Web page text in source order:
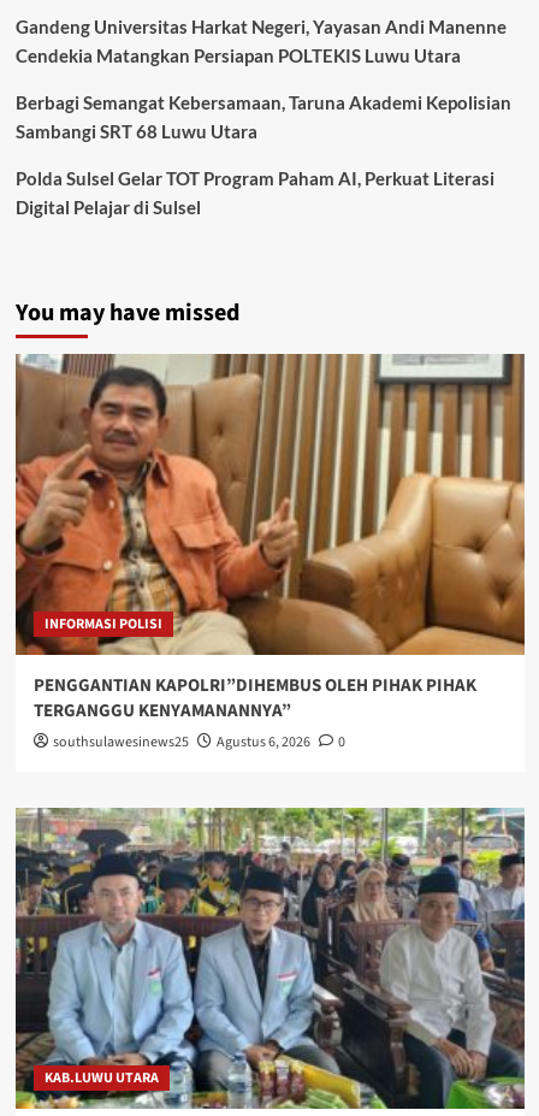
Gandeng Universitas Harkat Negeri, Yayasan Andi Manenne
Cendekia Matangkan Persiapan POLTEKIS Luwu Utara
Berbagi Semangat Kebersamaan, Taruna Akademi Kepolisian
Sambangi SRT 68 Luwu Utara
Polda Sulsel Gelar TOT Program Paham AI, Perkuat Literasi
Digital Pelajar di Sulsel
You may have missed
INFORMASI POLISI
PENGGANTIAN KAPOLRI”DIHEMBUS OLEH PIHAK PIHAK
TERGANGGU KENYAMANANNYA”
southsulawesinews25 Agustus 6, 2026 0
KAB.LUWU UTARA